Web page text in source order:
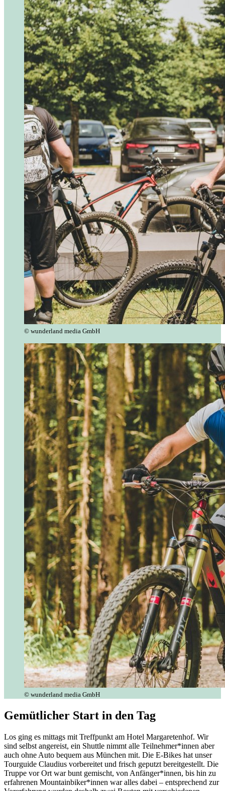
© wunderland media GmbH
© wunderland media GmbH
Gemütlicher Start in den Tag
Los ging es mittags mit Treffpunkt am Hotel Margaretenhof. Wir
sind selbst angereist, ein Shuttle nimmt alle Teilnehmer*innen aber
auch ohne Auto bequem aus München mit. Die E-Bikes hat unser
Tourguide Claudius vorbereitet und frisch geputzt bereitgestellt. Die
Truppe vor Ort war bunt gemischt, von Anfänger*innen, bis hin zu
erfahrenen Mountainbiker*innen war alles dabei – entsprechend zur